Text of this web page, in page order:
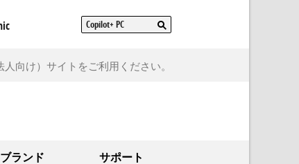
向け）サイトをご利用ください。
ブランド サポート